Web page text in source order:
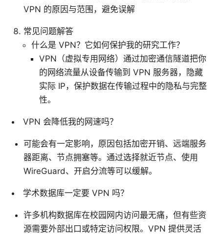
VPN 的原因与范围，避免误解
常见问题解答
什么是 VPN？它如何保护我的研究工作？
VPN（虚拟专用网络）通过加密通信隧道把你
的网络流量从设备传输到 VPN 服务器，隐藏
实际 IP，保护数据在传输过程中的隐私与完整
性。
VPN 会降低我的网速吗？
可能会有一定影响，原因包括加密开销、远端服务
器距离、节点拥塞等。通过选择就近节点、使用
WireGuard、开启分流等可以缓解。
学术数据库一定要 VPN 吗？
许多机构数据库在校园网内访问最无痛，但有些资
源需要外部出口或特定访问权限。VPN 提供灵活